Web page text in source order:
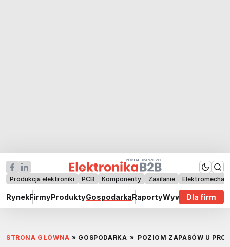
Produkcja elektroniki PCB Komponenty Zasilanie
RynekFirmyProduktyGospodarkaRaportyWywiadyDla firm
STRONA GŁÓWNA » GOSPODARKA » POZIOM ZAPASÓW U